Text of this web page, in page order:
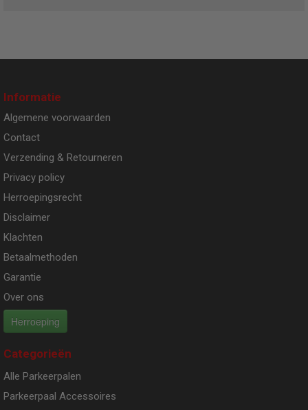
Informatie
Algemene voorwaarden
Contact
Verzending & Retourneren
Privacy policy
Herroepingsrecht
Disclaimer
Klachten
Betaalmethoden
Garantie
Over ons
Herroeping
Categorieën
Alle Parkeerpalen
Parkeerpaal Accessoires